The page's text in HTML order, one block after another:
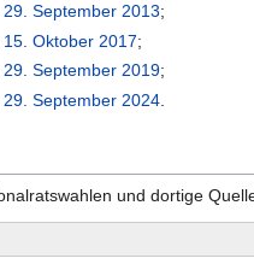
29. September 2013;
15. Oktober 2017;
29. September 2019;
29. September 2024
und dortige